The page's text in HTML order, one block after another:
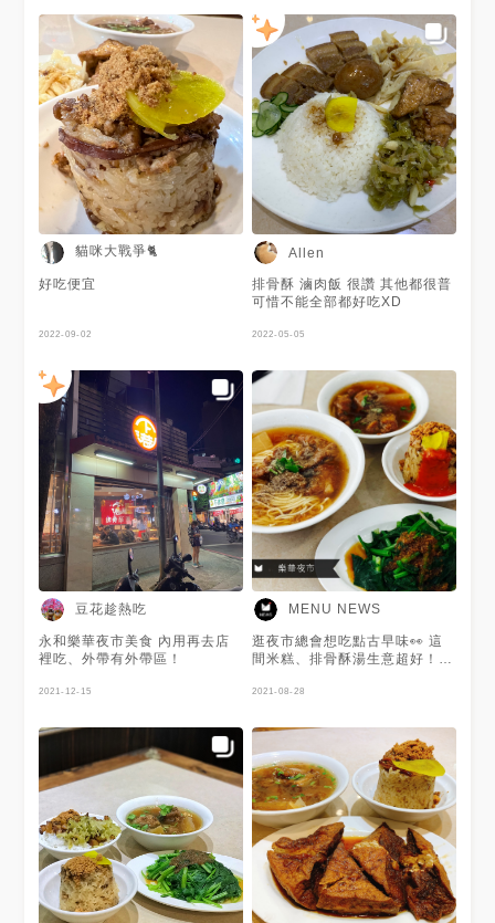
米糕 🌱控肉飯 🌱特製排骨飯 🌱
滷肉便當 🍚湯類 🌱排骨酥湯 🌱
苦瓜排骨湯 🌱香菇雞湯 🌱下水
湯 🌱鹹菜肉絲湯 🍚乾/湯麵類
🌱乾/湯油麵 🌱乾/湯米粉 🌱乾/
湯冬粉 🍚麵（米粉/冬粉）類 🌱
排骨酥麵（米粉/冬粉） 🌱苦瓜
排骨麵（米粉/冬粉） 🌱香菇雞
麵（米粉/冬粉） 🌱下水麵線
（米粉/冬粉） 🌱鹹菜肉絲麵
（米粉/冬粉） 🍚小菜類 🌱肝連
🌱嘴邊瘦肉 🌱大腸頭 🌱脆腸 🌱
海蜇皮 🌱乾下水 🌱魯白菜 🌱魯
筍絲 🌱油豆腐 🌱燙青菜 🌱焢肉
一片 🌱特製排骨一片 🌱魯蛋 🥩
特製排骨飯 一顆滷蛋、一大份
上醬汁，十分夠味 排骨的口感
麵 份量也不少， 湯頭帶有些微
黑胡椒味，些許香菜提味 蘿蔔
鬆軟清甜，吸附了排骨酥的湯汁
排骨酥質地柔軟，鹹香中有胡椒
香氣 麵條為一般的油麵 🥩筒仔
米糕 在上頭的滷肉上，灑上一
些魚鬆 米粒偏硬，較有口感，
Ｑ彈帶點黏性 最後淋上甜辣醬
🥩排骨湯 排骨酥份量蠻多，至
少有五塊排骨 湯頭清甜，不乾
不燥 排骨軟嫩，肉質的部分帶
點軟骨 軟骨也可食用，口感軟
脆 冬瓜也幾乎是入口即化 🥩滷
肉飯 灑上魚鬆 粒粒分明的白米
飯 淋上黑香味四溢的肉燥，入
口即化 非常好吃 🥩特製排骨 排
骨肉質軟化，味道不會太鹹 非
常好吃 整體而言 餐點表現不錯
小吃種類多元 推薦滷肉飯和排
湯稍微有一咪咪太鹹 不過還可
以
貓咪大戰爭🐈
好吃便宜
2022-09-02
Allen
排骨酥 滷肉飯 很讚 其他都很普
可惜不能全部都好吃XD
2022-05-05
豆花趁熱吃
永和樂華夜市美食 內用再去店
裡吃、外帶有外帶區！
2021-12-15
MENU NEWS
逛夜市總會想吃點古早味👀 這
間米糕、排骨酥湯生意超好！👏
另外淋醬增添鹹味再配上醃蘿蔔
口味很好！🧄 排骨酥湯燉的軟
爛入味、湯頭口味偏鹹😝 現在
開放內用囉！😚 謝謝 @跟著地
方媽媽吃吃喝喝 提供美照🧡
2021-08-28